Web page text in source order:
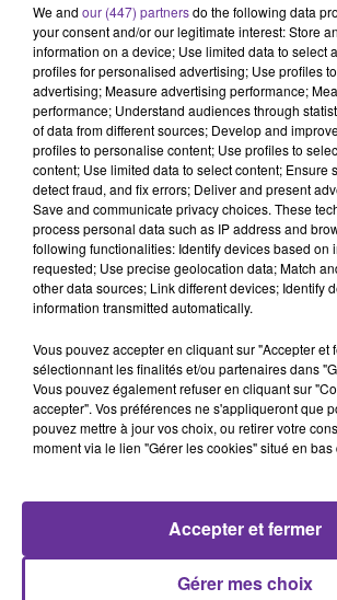
Pluriel (FR)
23 février 2019 - 40 min 53 sec
2019 EST YANNICK TRIGANCE,
RÉGIONAL D'ILE-DE-F
Radio Orient
L'invité de PLURIEL le vendredi 22 février 2019
Trigance, conseiller régional d'Ile-de-France, co-
We and our (447) partnersdo the following data
your consent and/or our legitimate interest: Store
information on a device; Use limited data to select
profiles for personalised advertising; Use profiles
advertising; Measure advertising performance;
performance; Understand audiences through
of data from different sources; Develop and
profiles to personalise content; Use profiles to
content; Use limited data to select content; Ensure
detect fraud, and fix errors; Deliver and present
Save and communicate privacy choices. These
process personal data such as IP address and
following functionalities: Identify devices based on
requested; Use precise geolocation data; Match
other data sources; Link different devices; Identify
information transmitted automatically.
Vous pouvez accepter en cliquant sur "Accepter et
sélectionnant les finalités et/ou partenaires dans
Vous pouvez également refuser en cliquant sur
accepter". Vos préférences ne s'appliqueront que
pouvez mettre à jour vos choix, ou retirer votre
moment via le lien "Gérer les cookies" situé en
Gérer mes choix
Accepter et fermer